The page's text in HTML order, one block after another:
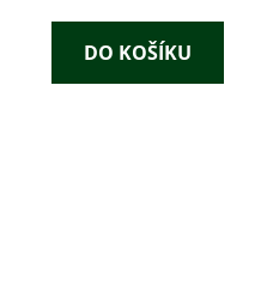
DO KOŠÍKU